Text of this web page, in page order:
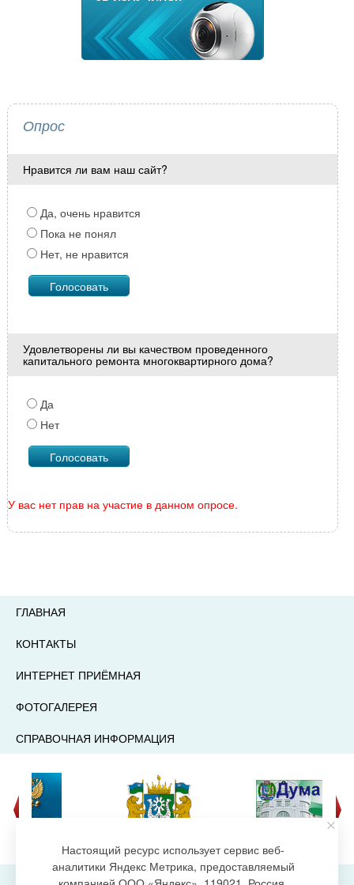
Опрос
Нравится ли вам наш сайт?
Да, очень нравится
Пока не понял
Нет, не нравится
Удовлетворены ли вы качеством проведенного
капитального ремонта многоквартирного дома?
Да
Нет
У вас нет прав на участие в данном опросе.
ГЛАВНАЯ
КОНТАКТЫ
ИНТЕРНЕТ ПРИЁМНАЯ
ФОТОГАЛЕРЕЯ
СПРАВОЧНАЯ ИНФОРМАЦИЯ
Настоящий ресурс использует сервис веб-
аналитики Яндекс Метрика, предоставляемый